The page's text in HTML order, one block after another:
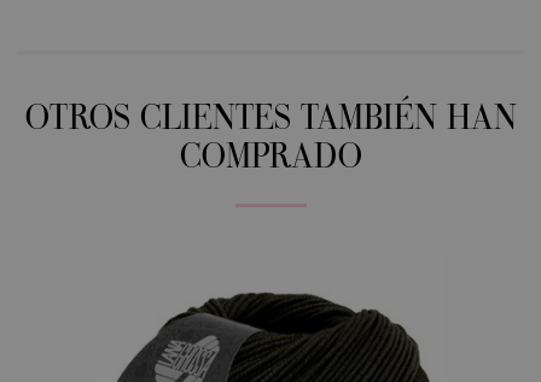
OTROS CLIENTES TAMBIÉN HAN
COMPRADO